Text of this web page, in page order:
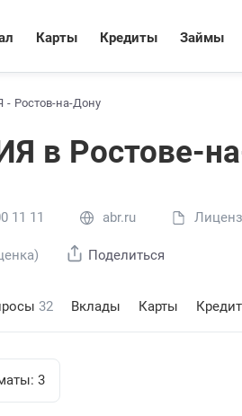
Карты Кредиты Займы
Ростов-на-Дону
в Ростове-
11 11 abr.ru
Поделиться
32 Вклады Карты
3